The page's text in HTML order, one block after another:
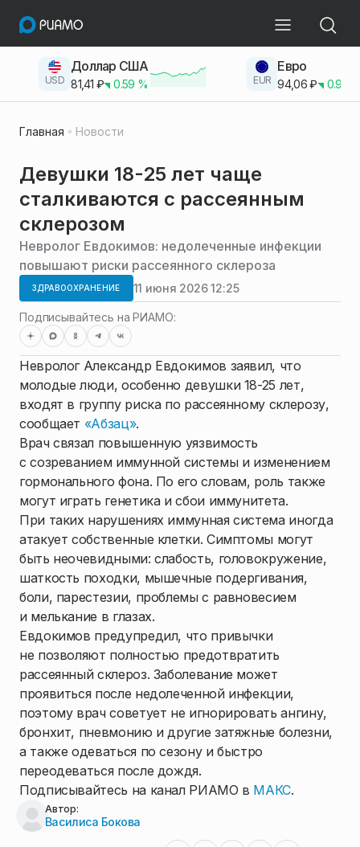
USD
Доллар США
81,41 ₽ 0.59 % EUR
Евро
94,06₽ 0.93
Главная Новости
Девушки 18-25 лет чаще
сталкиваются с рассеянным
склерозом
Невролог Евдокимов: недолеченные инфекции
повышают риски рассеянного склероза
ЗДРАВООХРАНЕНИЕ 11 июня 2026 12:25
Подписывайтесь на РИАМО:
Невролог Александр Евдокимов заявил, что
молодые люди, особенно девушки 18-25 лет,
входят в группу риска по рассеянному склерозу,
сообщает «Абзац».
Врач связал повышенную уязвимость
с созреванием иммунной системы и изменением
гормонального фона. По его словам, роль также
могут играть генетика и сбои иммунитета.
При таких нарушениях иммунная система иногда
атакует собственные клетки. Симптомы могут
быть неочевидными: слабость, головокружение,
шаткость походки, мышечные подергивания,
боли, парестезии, проблемы с равновесием
и мелькание в глазах.
Евдокимов предупредил, что привычки
не позволяют полностью предотвратить
рассеянный склероз. Заболевание может
проявиться после недолеченной инфекции,
поэтому врач советует не игнорировать ангину,
бронхит, пневмонию и другие затяжные болезни,
а также одеваться по сезону и быстро
переодеваться после дождя.
Подписывайтесь на канал РИАМО в МАКС.
Автор:
Василиса Бокова